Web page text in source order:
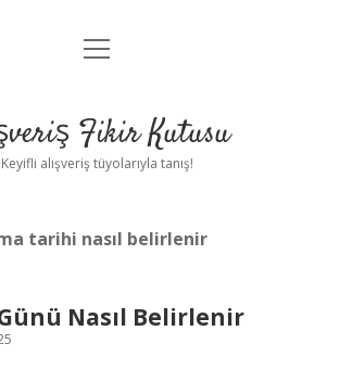
Anasayfa
Yasal Uyarı
menüyü
Fikir Kutusu
Keyifli alışveriş tüyolarıyla tanış!
tarihi nasıl belirlenir
Nasıl Belirlenir